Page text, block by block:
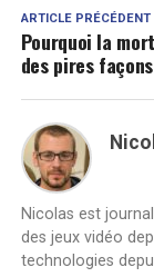
ARTICLE PRÉCÉDENT
Pourquoi la
des pires
Nicolas est
des jeux vidéo
technologies